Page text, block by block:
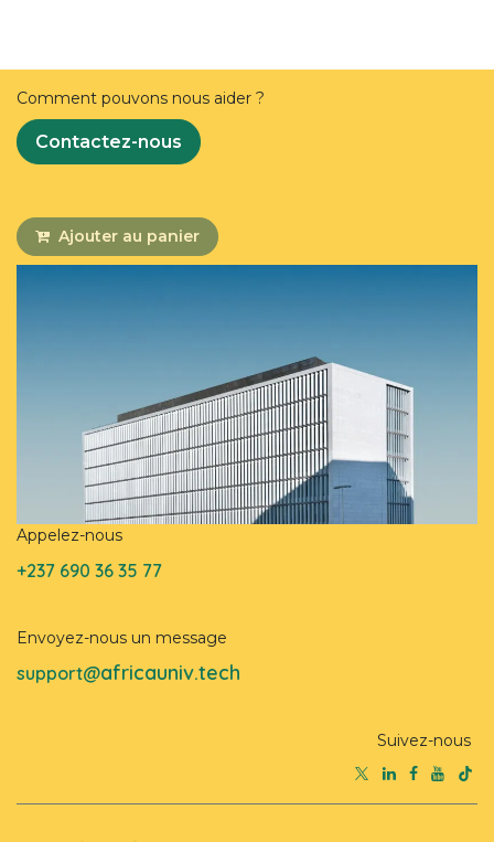
Comment pouvons nous aider ?
Contactez-nous
Ajouter au panier
Appelez-nous
+237 690 36 35 77
Envoyez-nous un message
support@africauniv.tech
Suivez-nous